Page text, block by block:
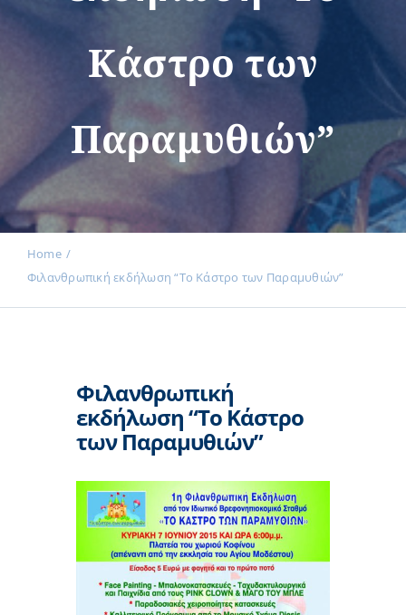
Εκδηλώσεις
Νέα
Προϊόντα
Κάστρο των
Παραμυθιών”
Home
Φιλανθρωπική εκδήλωση “Το Κάστρο των Παραμυθιών”
Φιλανθρωπική
εκδήλωση “Το Κάστρο
των Παραμυθιών”